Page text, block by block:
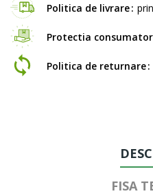
Politica de livrare
Protectia
Politica de returnare
FISA